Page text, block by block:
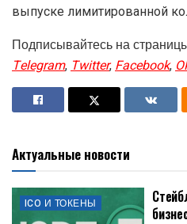
выпуске лимитированной
Подписывайтесь на
Telegram,Twitter,Facebook,
Актуальные новости
ICO И ТОКЕНЫ